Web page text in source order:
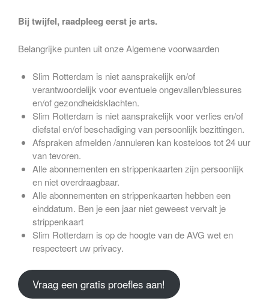
Bij twijfel, raadpleeg eerst je arts.
Belangrijke punten uit onze Algemene voorwaarden
Slim Rotterdam is niet aansprakelijk en/of
verantwoordelijk voor eventuele ongevallen/blessures
en/of gezondheidsklachten.
Slim Rotterdam is niet aansprakelijk voor verlies en/of
diefstal en/of beschadiging van persoonlijk bezittingen.
Afspraken afmelden /annuleren kan kosteloos tot 24 uur
van tevoren.
Alle abonnementen en strippenkaarten zijn persoonlijk
en niet overdraagbaar.
Alle abonnementen en strippenkaarten hebben een
einddatum. Ben je een jaar niet geweest vervalt je
strippenkaart
Slim Rotterdam is op de hoogte van de AVG wet en
respecteert uw privacy.
Vraag een gratis proefles aan!